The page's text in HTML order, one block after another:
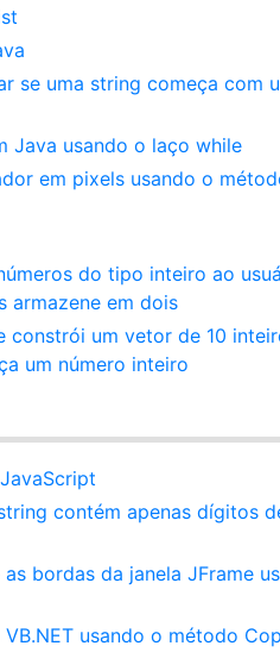
se uma string começa com
Java usando o laço while
em pixels usando o
do tipo inteiro ao
armazene em dois
constrói um vetor de 10
um número inteiro
contém apenas dígitos
bordas da janela JFrame
usando o método